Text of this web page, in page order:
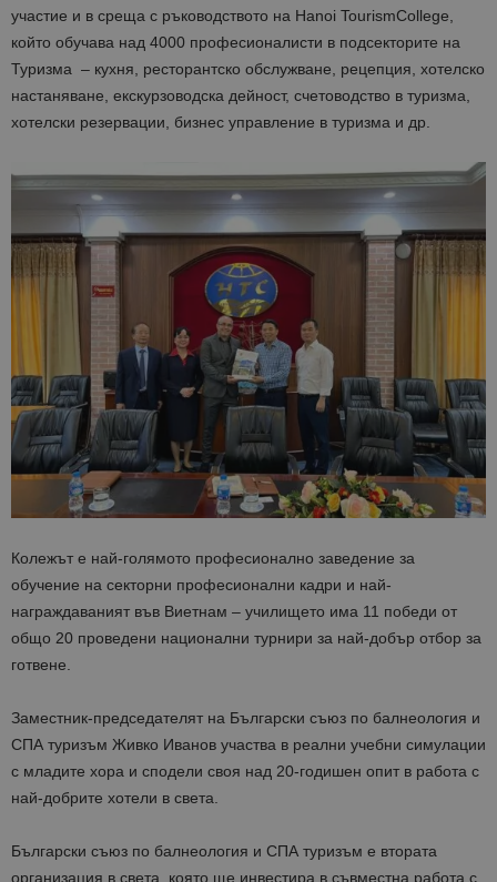
участие и в среща с ръководството на Hanoi TourismCollege,
който обучава над 4000 професионалисти в подсекторите на
Туризма – кухня, ресторантско обслужване, рецепция, хотелско
настаняване, екскурзоводска дейност, счетоводство в туризма,
хотелски резервации, бизнес управление в туризма и др.
Колежът е най-голямото професионално заведение за
обучение на секторни професионални кадри и най-
награждаваният във Виетнам – училището има 11 победи от
общо 20 проведени национални турнири за най-добър отбор за
готвене.
Заместник-председателят на Български съюз по балнеология и
СПА туризъм Живко Иванов участва в реални учебни симулации
с младите хора и сподели своя над 20-годишен опит в работа с
най-добрите хотели в света.
Български съюз по балнеология и СПА туризъм е втората
организация в света, която ще инвестира в съвместна работа с